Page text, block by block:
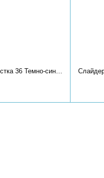
Слайдеры для мальчика подростка 36 Темно-синий GIPANIS (675732-36)